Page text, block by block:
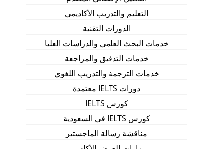
التعليم والتدريب الأكاديمي
الدورات التقنية
خدمات البحث العلمي والدراسات العليا
خدمات التدقيق والمراجعة
خدمات الترجمة والتدريب اللغوي
دورات IELTS معتمدة
كورس IELTS
كورس IELTS في السعودية
مناقشة رسالة الماجستير